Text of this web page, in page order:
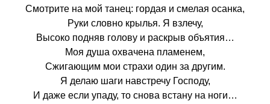
Смотрите на мой танец: гордая и смелая осанка,
Руки словно крылья. Я взлечу,
Высоко подняв голову и раскрыв объятия…
Моя душа охвачена пламенем,
Сжигающим мои страхи один за другим.
Я делаю шаги навстречу Господу,
И даже если упаду, то снова встану на ноги…